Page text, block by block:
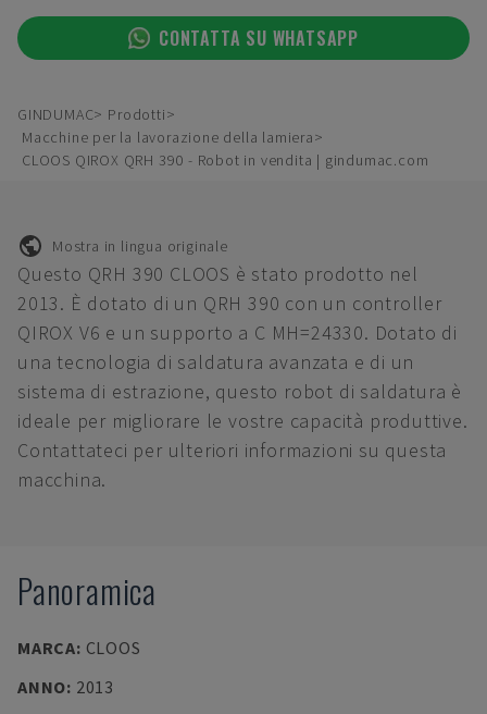
CONTATTA SU WHATSAPP
GINDUMAC
Prodotti
Macchine per la lavorazione della lamiera
CLOOS QIROX QRH 390 - Robot in vendita | gindumac.com
Mostra in lingua originale
Questo QRH 390 CLOOS è stato prodotto nel
2013. È dotato di un QRH 390 con un controller
QIROX V6 e un supporto a C MH=24330. Dotato di
una tecnologia di saldatura avanzata e di un
sistema di estrazione, questo robot di saldatura è
ideale per migliorare le vostre capacità produttive.
Contattateci per ulteriori informazioni su questa
macchina.
Panoramica
MARCA: CLOOS
ANNO: 2013